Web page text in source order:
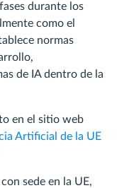
durante los
como el
normas
de IA dentro de la
en el sitio web
Artificial de la UE
sede en la UE,